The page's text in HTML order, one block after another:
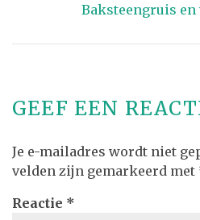
Baksteengruis en
GEEF EEN
Je e-mailadres wordt niet
velden zijn gemarkeerd met
Reactie *